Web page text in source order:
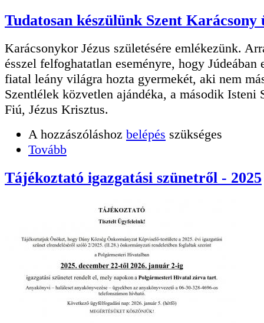
Tudatosan készülünk Szent Karácsony
Karácsonykor Jézus születésére emlékezünk.
ésszel felfoghatatlan eseményre, hogy Júdeában
fiatal leány világra hozta gyermekét, aki nem
Szentlélek közvetlen ajándéka, a második Isteni
Fiú, Jézus Krisztus.
A hozzászóláshoz belépés szükséges
Tovább
Tájékoztató igazgatási szünetről - 2025